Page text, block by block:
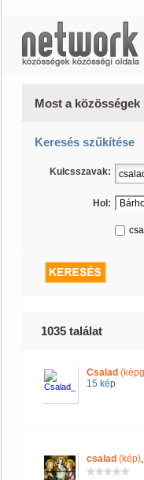
Most a
Keresés szűkítése
Kulcsszavak:
Hol:
1035 találat
Csalad
15 kép
csalad (kép),